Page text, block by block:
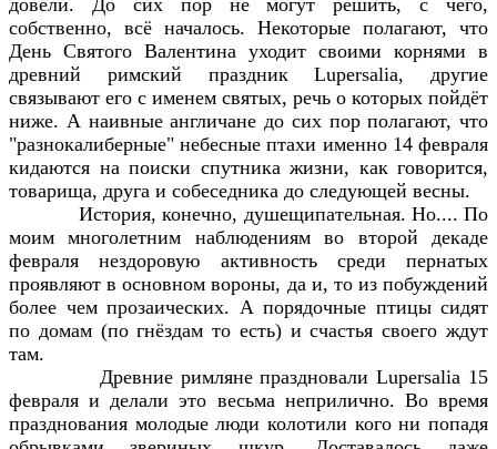
собственно, всё началось. Некоторые полагают, что
День Святого Валентина уходит своими корнями в
древний римский праздник Lupersalia, другие
связывают его с именем святых, речь о которых пойдёт
ниже. А наивные англичане до сих пор полагают, что
"разнокалиберные" небесные птахи именно 14 февраля
кидаются на поиски спутника жизни, как говорится,
товарища, друга и собеседника до следующей весны.
История, конечно, душещипательная. Но.... По
моим многолетним наблюдениям во второй декаде
февраля нездоровую активность среди пернатых
проявляют в основном вороны, да и, то из побуждений
более чем прозаических. А порядочные птицы сидят
по домам (по гнёздам то есть) и счастья своего ждут
там.
Древние римляне праздновали Lupersalia 15
февраля и делали это весьма неприлично. Во время
празднования молодые люди колотили кого ни попадя